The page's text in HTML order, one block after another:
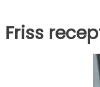
Friss